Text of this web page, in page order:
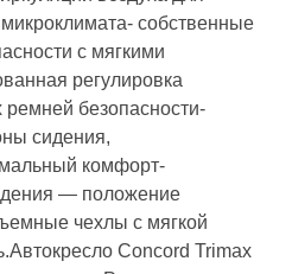
собственные
с мягкими
регулировка
безопасности-
сидения,
комфорт-
— положение
чехлы с мягкой
Concord Trimax